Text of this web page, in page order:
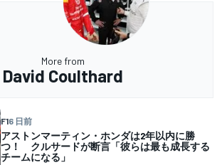
More from
David Coulthard
F16 日前
アストンマーティン・ホンダは2年以内に勝
つ！ クルサードが断言「彼らは最も成長する
チームになる」